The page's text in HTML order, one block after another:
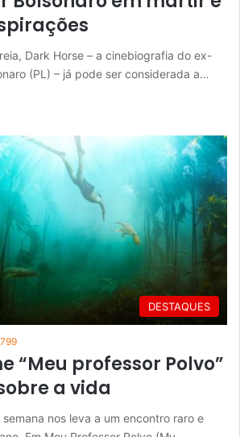
Dark Horse – a cinebiografia do ex-
(PL) – já pode ser considerada a…
DESTAQUES
799
“Meu professor Polvo”
a vida
nos leva a um encontro raro e